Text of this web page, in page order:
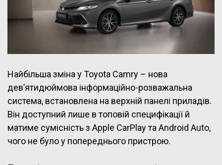
Найбільша зміна у Toyota Camry – нова
дев’ятидюймова інформаційно-розважальна
система, встановлена на верхній панелі приладів.
Він доступний лише в топовій специфікації й
матиме сумісність з Apple CarPlay та Android Auto,
чого не було у попереднього пристрою.